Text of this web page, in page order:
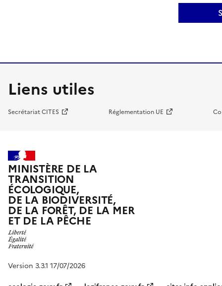
Liens utiles
Secrétariat CITES Réglementation UE
MINISTÈRE DE LA
TRANSITION
ÉCOLOGIQUE,
DE LA BIODIVERSITÉ,
DE LA FORÊT, DE LA MER
ET DE LA PÊCHE
Version 3.3.1 17/07/2026